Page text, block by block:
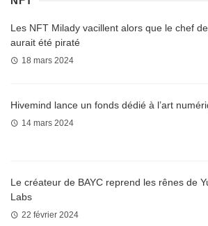
Les NFT Milady vacillent alors que le chef
aurait été piraté
18 mars 2024
Hivemind lance un fonds dédié à l’art
14 mars 2024
Le créateur de BAYC reprend les rênes de
Labs
22 février 2024